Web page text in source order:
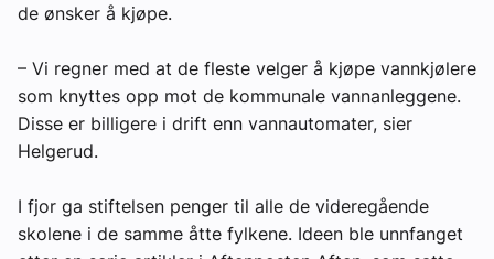
de ønsker å kjøpe.
– Vi regner med at de fleste velger å kjøpe vannkjølere
som knyttes opp mot de kommunale vannanleggene.
Disse er billigere i drift enn vannautomater, sier
Helgerud.
I fjor ga stiftelsen penger til alle de videregående
skolene i de samme åtte fylkene. Ideen ble unnfanget